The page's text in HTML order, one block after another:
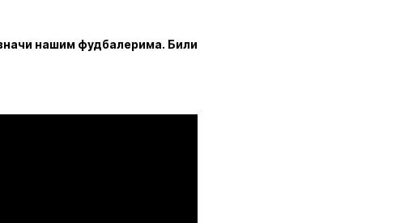
нашим фудбалерима. Били